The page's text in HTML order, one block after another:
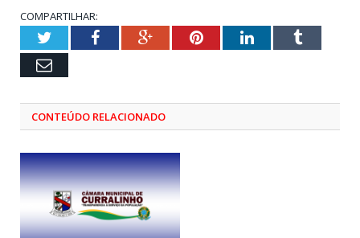
COMPARTILHAR:
TwitterFacebookGoogle+PinterestLinkedInTumblr
Email
CONTEÚDO RELACIONADO